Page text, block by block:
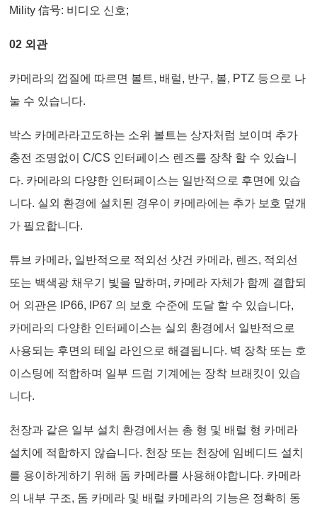
Mility 信号: 비디오 신호;
02 외관
카메라의 껍질에 따르면 볼트, 배럴, 반구, 볼, PTZ 등으로 나
눌 수 있습니다.
박스 카메라라고도하는 소위 볼트는 상자처럼 보이며 추가
충전 조명없이 C/CS 인터페이스 렌즈를 장착 할 수 있습니
다. 카메라의 다양한 인터페이스는 일반적으로 후면에 있습
니다. 실외 환경에 설치된 경우이 카메라에는 추가 보호 덮개
가 필요합니다.
튜브 카메라, 일반적으로 적외선 샷건 카메라, 렌즈, 적외선
또는 백색광 채우기 빛을 말하며, 카메라 자체가 함께 결합되
어 외관은 IP66, IP67 의 보호 수준에 도달 할 수 있습니다,
카메라의 다양한 인터페이스는 실외 환경에서 일반적으로
사용되는 후면의 테일 라인으로 해결됩니다. 벽 장착 또는 호
이스팅에 적합하며 일부 드럼 기계에는 장착 브래킷이 있습
니다.
천장과 같은 일부 설치 환경에서는 총 형 및 배럴 형 카메라
설치에 적합하지 않습니다. 천장 또는 천장에 임베디드 설치
를 용이하게하기 위해 돔 카메라를 사용해야합니다. 카메라
의 내부 구조, 돔 카메라 및 배럴 카메라의 기능은 정확히 동